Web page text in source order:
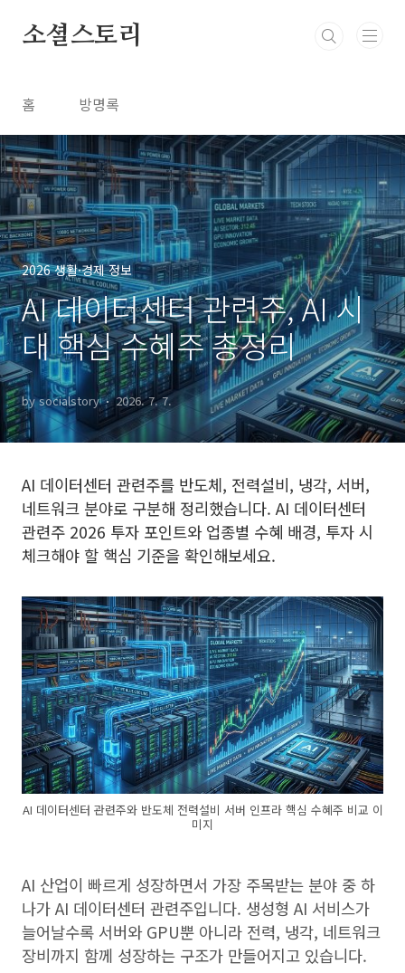
소셜스토리
홈 방명록
2026 생활·경제 정보
AI 데이터센터 관련주, AI 시
대 핵심 수혜주 총정리
by socialstory 2026. 7. 7.
AI 데이터센터 관련주를 반도체, 전력설비, 냉각, 서버,
네트워크 분야로 구분해 정리했습니다. AI 데이터센터
관련주 2026 투자 포인트와 업종별 수혜 배경, 투자 시
체크해야 할 핵심 기준을 확인해보세요.
AI 데이터센터 관련주와 반도체 전력설비 서버 인프라 핵심 수혜주 비교 이
미지
AI 산업이 빠르게 성장하면서 가장 주목받는 분야 중 하
나가 AI 데이터센터 관련주입니다. 생성형 AI 서비스가
늘어날수록 서버와 GPU뿐 아니라 전력, 냉각, 네트워크
장비까지 함께 성장하는 구조가 만들어지고 있습니다.